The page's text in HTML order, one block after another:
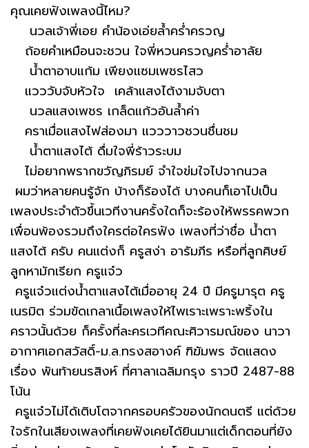
คุณเคยฟังเพลงนี้ไหม?
นวลเจ้าพี่เอย คำน้องเอ่ยล้ำคร่ำครวญ
ถ้อยคำเหมือนจะชวน ใจพี่หวนครวญคร่ำอาลัย
น้ำตาอาบแก้ม เพียงแซมเพชรไสว
แวววับจับหัวใจ เคล้าแสงไต้งามจับตา
นวลแสงเพชร เกล็ดแก้วอันล้ำค่า
คราเมื่อแสงไฟส่องมา แวววาวชวนชื่นชม
น้ำตาแสงไต้ ดื่มใจพี่ร้าวระบม
ไม่อยากพรากขวัญภิรมย์ จำใจข่มใจไปจากนวล
ผมว่าหลายคนรู้จัก บ้างก็ร้องได้ บางคนก็เอาไปเป็น
เพลงประจำตัวขึ้นเวทีงานครั้งใดก็จะร้องให้พรรคพวก
เพื่อนพ้องรวมถึงใครต่อใครฟัง เพลงที่ว่าชื่อ น้ำตา
แสงไต้ ครับ คนแต่งก็ ครูสง่า อารัมภีร หรือที่ลูกศิษย์
ลูกหามักเรียก ครูแจ๋ว
ครูแจ๋วแต่งน้ำตาแสงไต้เมื่ออายุ 24 ปี มีครูมารุต ครู
เนรมิต ร่วมขัดเกลาเนื้อเพลงให้ไพเราะเพราะพริ้งใน
คราวนั้นด้วย ก็ครั้งที่ละครเวทีคณะศิวารมณ์ของ นาวา
อากาศเอกสวัสดิ์-ม.ล.ทรงสอางค์ ฑิฆัมพร จัดแสดง
เรื่อง พันท้ายนรสิงห์ ที่ศาลาเฉลิมกรุง ราวปี 2487-88
โน้น
ครูแจ๋วไม่ได้เติบโตจากครอบครัวของนักดนตรี แต่ด้วย
ใจรักในเสียงเพลงที่เคยฟังเคยได้ยินมาแต่เด็กตอนที่ยัง